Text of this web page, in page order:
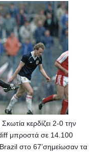
κερδίζει 2-0 την
μπροστά σε 14.100
στο 67’σημείωσαν τα